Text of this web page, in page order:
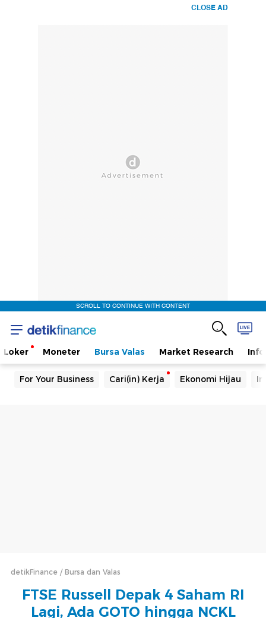
CLOSE AD
SCROLL TO CONTINUE WITH CONTENT
Loker Moneter Bursa Valas Market Research
For Your Business Cari(in) Kerja Ekonomi Hijau
detikFinance Bursa dan Valas
FTSE Russell Depak 4 Saham RI
Lagi, Ada GOTO hingga NCKL